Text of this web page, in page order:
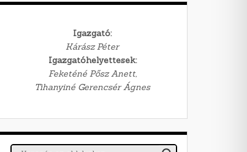
Igazgató:
Kárász Péter
Igazgatóhelyettesek:
Feketéné Pősz Anett,
Tihanyiné Gerencsér Ágnes